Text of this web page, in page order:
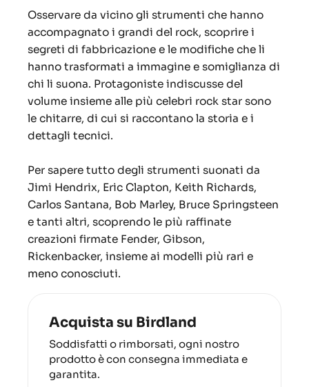
Osservare da vicino gli strumenti che hanno
accompagnato i grandi del rock, scoprire i
segreti di fabbricazione e le modifiche che li
hanno trasformati a immagine e somiglianza di
chi li suona. Protagoniste indiscusse del
volume insieme alle più celebri rock star sono
le chitarre, di cui si raccontano la storia e i
dettagli tecnici.
Per sapere tutto degli strumenti suonati da
Jimi Hendrix, Eric Clapton, Keith Richards,
Carlos Santana, Bob Marley, Bruce Springsteen
e tanti altri, scoprendo le più raffinate
creazioni firmate Fender, Gibson,
Rickenbacker, insieme ai modelli più rari e
meno conosciuti.
Acquista su Birdland
Soddisfatti o rimborsati, ogni nostro
prodotto è con consegna immediata e
garantita.